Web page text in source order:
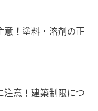
！塗料・溶剤の正
意！建築制限につ